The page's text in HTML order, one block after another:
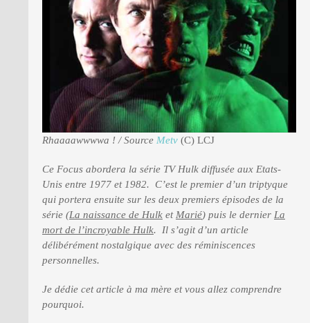
Rhaaaawwwwa ! / Source Metv (C) LCJ
Ce Focus abordera la série TV Hulk diffusée aux Etats-
Unis entre 1977 et 1982. C’est le premier d’un triptyque
qui portera ensuite sur les deux premiers épisodes de la
série (La naissance de Hulk etMarié) puis le dernier La
mort de l’incroyable Hulk. Il s’agit d’un article
délibérément nostalgique avec des réminiscences
personnelles.
Je dédie cet article à ma mère et vous allez comprendre
pourquoi.